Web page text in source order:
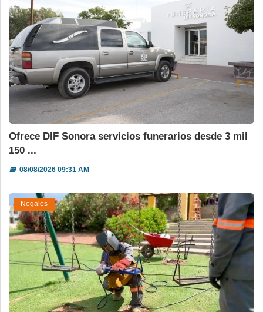
Ofrece DIF Sonora servicios funerarios desde 3 mil
150 ...
📅08/08/2026 09:31 AM
Nogales